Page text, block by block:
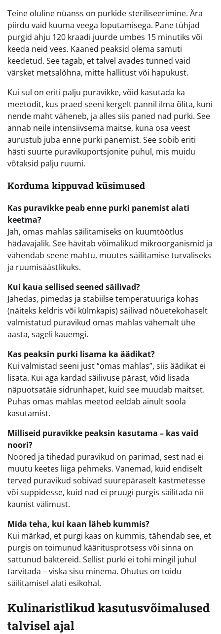
Teine oluline nüanss on purkide steriliseerimine. Ära
piirdu vaid kuuma veega loputamisega. Pane tühjad
purgid ahju 120 kraadi juurde umbes 15 minutiks või
keeda neid vees. Kaaned peaksid olema samuti
keedetud. See tagab, et talvel avades tunned vaid
värsket metsalõhna, mitte hallitust või hapukust.
Kui sul on eriti palju puravikke, võid kasutada ka
meetodit, kus praed seeni kergelt pannil ilma õlita, kuni
nende maht väheneb, ja alles siis paned nad purki. See
annab neile intensiivsema maitse, kuna osa veest
aurustub juba enne purki panemist. See sobib eriti
hästi suurte puravikuportsjonite puhul, mis muidu
võtaksid palju ruumi.
Korduma kippuvad küsimused
Kas puravikke peab enne purki panemist alati
keetma?
Jah, omas mahlas säilitamiseks on kuumtöötlus
hädavajalik. See hävitab võimalikud mikroorganismid ja
vähendab seene mahtu, muutes säilitamise turvaliseks
ja ruumisäästlikuks.
Kui kaua sellised seened säilivad?
Jahedas, pimedas ja stabiilse temperatuuriga kohas
(näiteks keldris või külmkapis) säilivad nõuetekohaselt
valmistatud puravikud omas mahlas vähemalt ühe
aasta, sageli kauemgi.
Kas peaksin purki lisama ka äädikat?
Kui valmistad seeni just “omas mahlas”, siis äädikat ei
lisata. Kui aga kardad säilivuse pärast, võid lisada
näpuotsatäie sidrunhapet, kuid see muudab maitset.
Puhas omas mahlas meetod eeldab ainult soola
kasutamist.
Milliseid puravikke peaksin kasutama – kas vaid
noori?
Noored ja tihedad puravikud on parimad, sest nad ei
muutu keetes liiga pehmeks. Vanemad, kuid endiselt
terved puravikud sobivad suurepäraselt kastmetesse
või suppidesse, kuid nad ei pruugi purgis säilitada nii
kaunist välimust.
Mida teha, kui kaan läheb kummis?
Kui märkad, et purgi kaas on kummis, tähendab see, et
purgis on toimunud kääritusprotsess või sinna on
sattunud baktereid. Sellist purki ei tohi mingil juhul
tarvitada – viska sisu minema. Ohutus on toidu
säilitamisel alati esikohal.
Kulinaristlikud kasutusvõimalused
talvisel ajal